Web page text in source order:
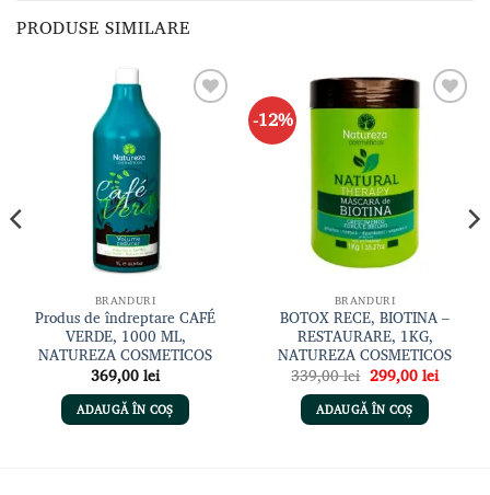
PRODUSE SIMILARE
BRANDURI
Produs de îndreptare CAFÉ
VERDE, 1000 ML,
NATUREZA COSMETICOS
369,00lei
ADAUGĂ ÎN COȘ
-12%
BRANDURI
BOTOX RECE, BIOTINA –
RESTAURARE, 1KG,
NATUREZA COSMETICOS
339,00lei Prețul
inițial
a
fost:
339,00 lei.
299,00leiPrețul
curent
ADAUGĂ ÎN COȘ